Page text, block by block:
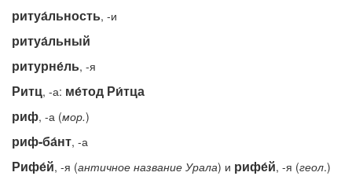
ритуа́льность, -и
ритуа́льный
ритурне́ль, -я
Ритц, -а: ме́тод Ри́тца
риф, -а (мор.)
риф-ба́нт, -а
Рифе́й, -я (античное название Урала) и рифе́й, -я (геол.)